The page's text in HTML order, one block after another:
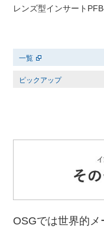
レンズ型インサート
一覧
ピックアップ
OSGでは世界的メ